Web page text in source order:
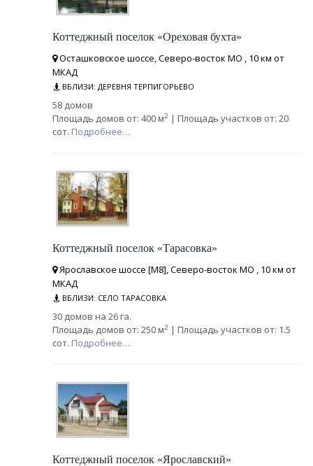
Коттеджный поселок «Ореховая бухта»
Осташковское шоссе, Северо-восток МО , 10 км от
МКАД
ВБЛИЗИ: ДЕРЕВНЯ ТЕРПИГОРЬЕВО
58 домов
Площадь домов от: 400 м2 | Площадь участков от: 20
сот. Подробнее…
Коттеджный поселок «Тарасовка»
Ярославское шоссе [М8], Северо-восток МО , 10 км от
МКАД
ВБЛИЗИ: СЕЛО ТАРАСОВКА
30 домов на 26 га.
Площадь домов от: 250 м2 | Площадь участков от: 1.5
сот. Подробнее…
Коттеджный поселок «Ярославский»